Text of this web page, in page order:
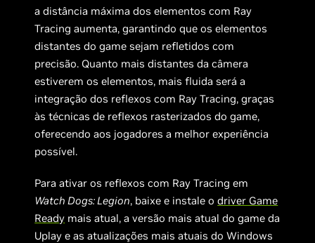
a distância máxima dos elementos com Ray
Tracing aumenta, garantindo que os elementos
distantes do game sejam refletidos com
precisão. Quanto mais distantes da câmera
estiverem os elementos, mais fluida será a
integração dos reflexos com Ray Tracing, graças
às técnicas de reflexos rasterizados do game,
oferecendo aos jogadores a melhor experiência
possível.
Para ativar os reflexos com Ray Tracing em
Watch Dogs: Legion, baixe e instale odriver Game
Ready mais atual, a versão mais atual do game da
Uplay e as atualizações mais atuais do Windows